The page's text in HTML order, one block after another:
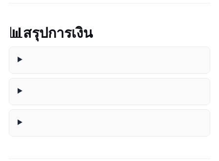
📊 สรุปการเงิน